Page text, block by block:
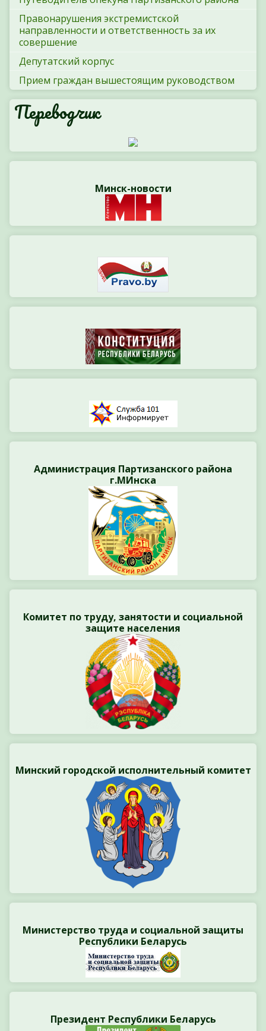
Правонарушения экстремистской
направленности и ответственность за их
совершение
Депутатский корпус
Прием граждан вышестоящим руководством
Переводчик
Минск-новости
Администрация Партизанского района
г.МИнска
Комитет по труду, занятости и социальной
защите населения
Минский городской исполнительный комитет
Министерство труда и социальной защиты
Республики Беларусь
Президент Республики Беларусь